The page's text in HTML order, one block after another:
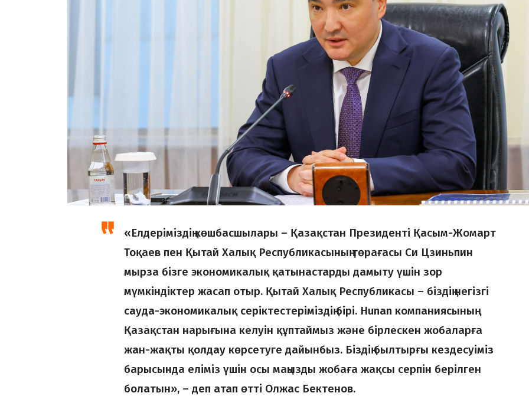
«Елдеріміздің көшбасшылары – Қазақстан Президенті Қасым-Жомарт
Тоқаев пен Қытай Халық Республикасының төрағасы Си Цзиньпин
мырза бізге экономикалық қатынастарды дамыту үшін зор
мүмкіндіктер жасап отыр. Қытай Халық Республикасы – біздің негізгі
сауда-экономикалық серіктестеріміздің бірі. Hunan компаниясының
Қазақстан нарығына келуін құптаймыз және бірлескен жобаларға
жан-жақты қолдау көрсетуге дайынбыз. Біздің былтырғы кездесуіміз
барысында еліміз үшін осы маңызды жобаға жақсы серпін берілген
болатын», – деп атап өтті Олжас Бектенов.